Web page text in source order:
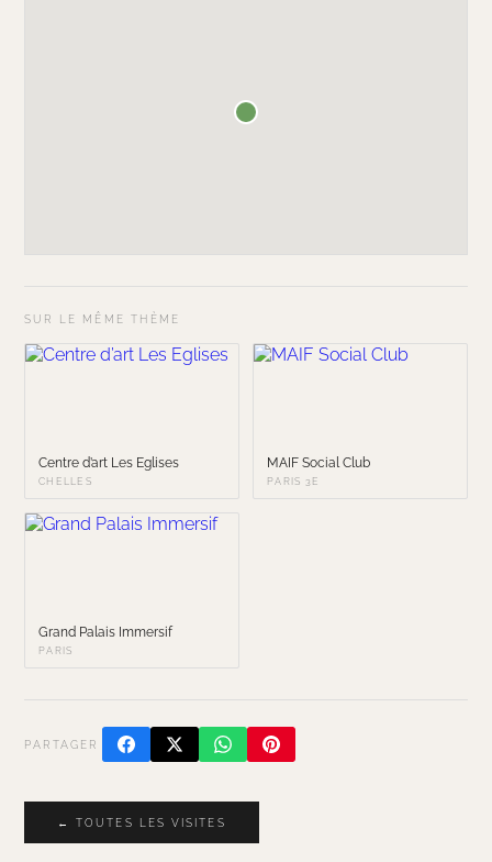
SUR LE MÊME THÈME
Centre d’art Les Eglises
CHELLES
MAIF Social Club
PARIS 3E
Grand Palais Immersif
PARIS
PARTAGER
← TOUTES LES VISITES